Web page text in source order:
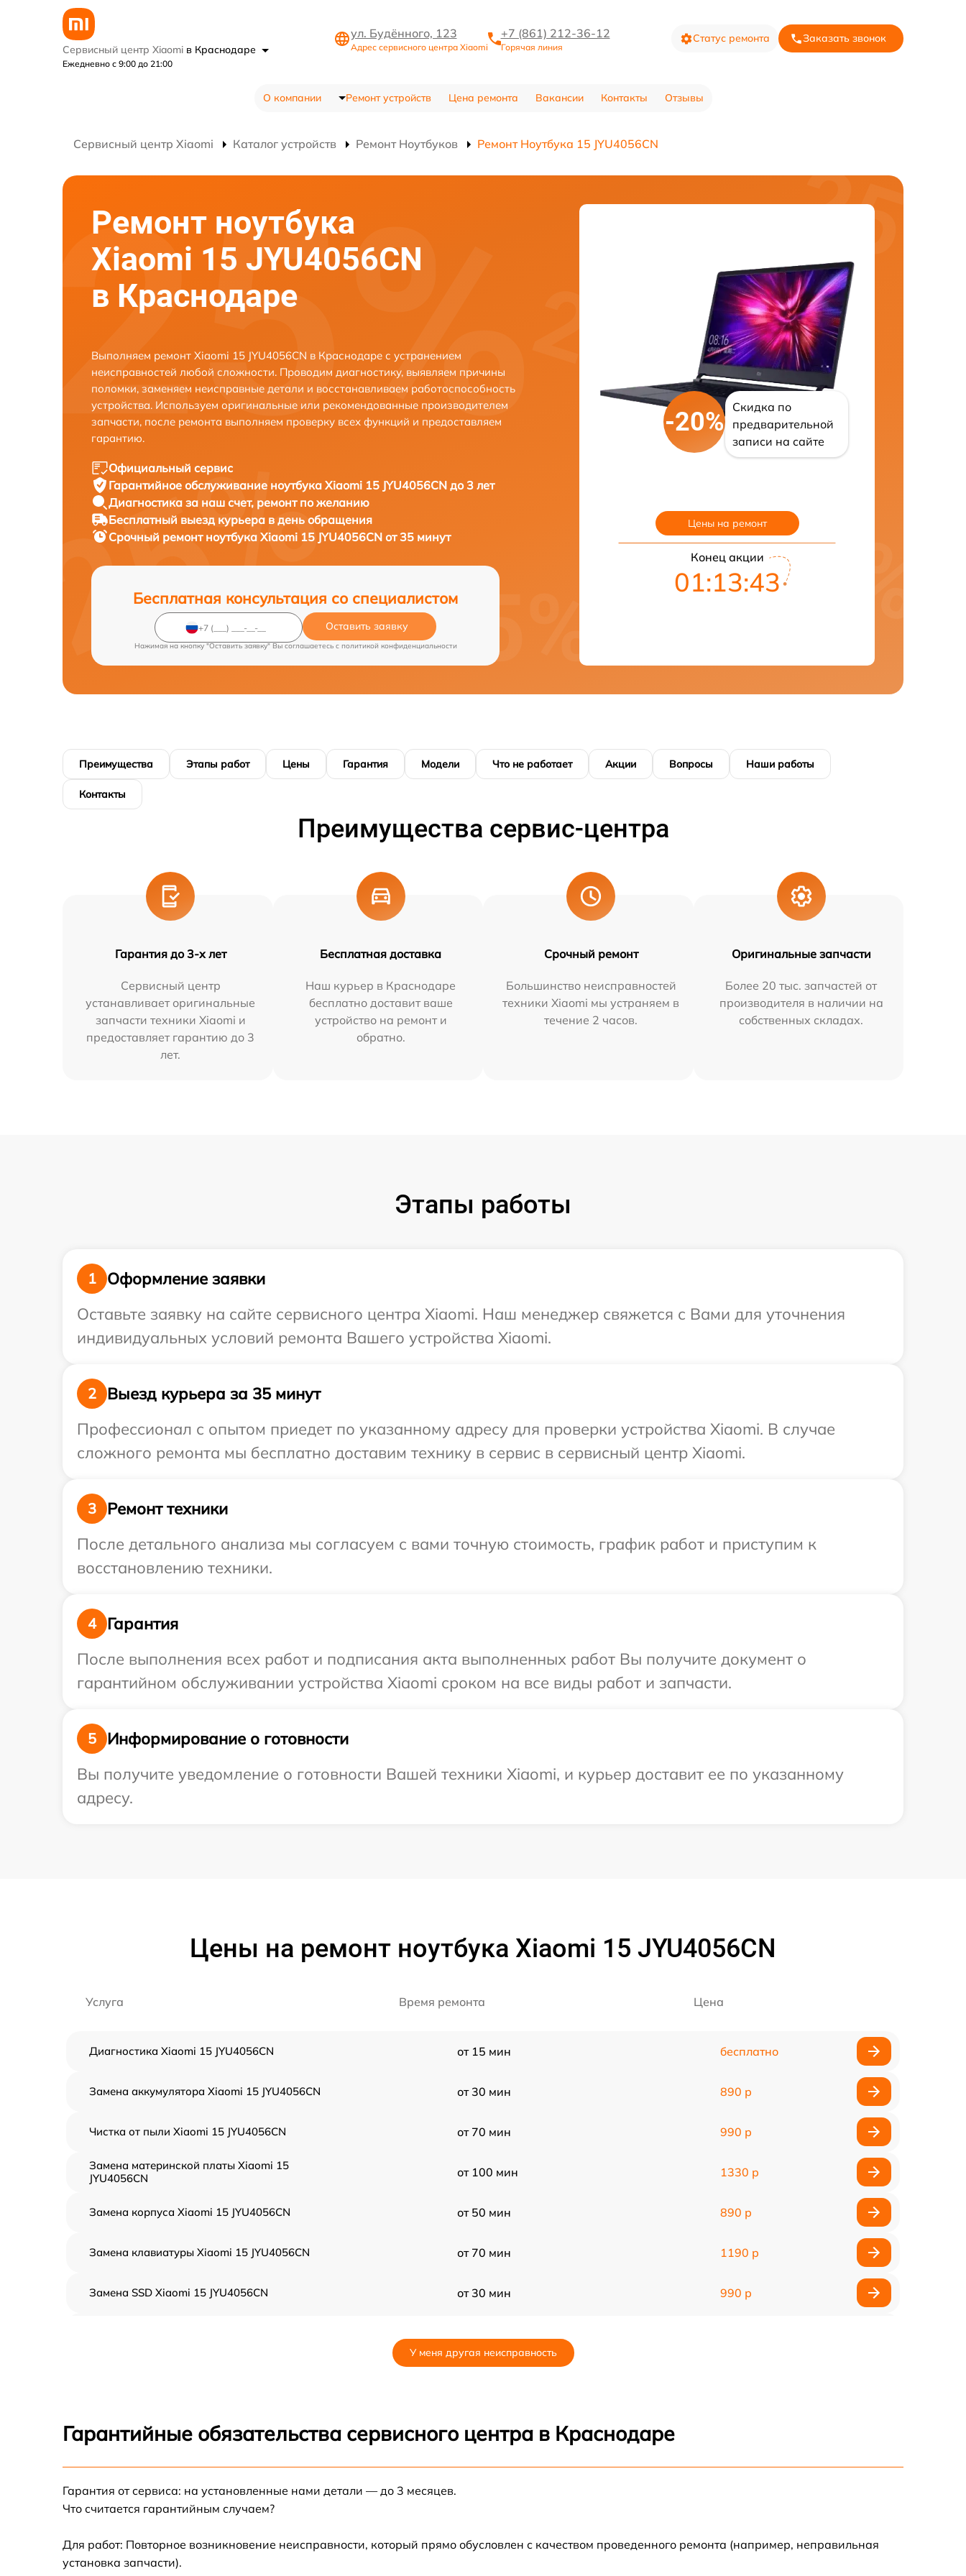
Сервисный центр Xiaomi в Краснодаре
Ежедневно с 9:00 до 21:00
ул. Будённого, 123
Адрес сервисного центра Xiaomi
+7 (861) 212-36-12
Горячая линия
Статус ремонта Заказать звонок
О компании Ремонт устройств Цена ремонта Вакансии Контакты Отзывы
Сервисный центр Xiaomi Каталог устройств Ремонт Ноутбуков Ремонт Ноутбука 15 JYU4056CN
Ремонт ноутбука
Xiaomi 15 JYU4056CN
в Краснодаре
Выполняем ремонт Xiaomi 15 JYU4056CN в Краснодаре с устранением
неисправностей любой сложности. Проводим диагностику, выявляем причины
поломки, заменяем неисправные детали и восстанавливаем работоспособность
устройства. Используем оригинальные или рекомендованные производителем
запчасти, после ремонта выполняем проверку всех функций и предоставляем
гарантию.
Официальный сервис
Гарантийное обслуживание ноутбука Xiaomi 15 JYU4056CN до 3 лет
Диагностика за наш счет, ремонт по желанию
Бесплатный выезд курьера в день обращения
Срочный ремонт ноутбука Xiaomi 15 JYU4056CN от 35 минут
Бесплатная консультация со специалистом
Оставить заявку
Нажимая на кнопку "Оставить заявку" Вы соглашаетесь c политикой конфиденциальности
-20%
Скидка по
предварительной
записи на сайте
Цены на ремонт
Конец акции
01:13:42
Преимущества Этапы работ Цены Гарантия Модели Что не работает Акции Вопросы Наши работы
Контакты
Преимущества сервис-центра
Гарантия до 3-х лет
Сервисный центр
устанавливает оригинальные
запчасти техники Xiaomi и
предоставляет гарантию до 3
лет.
Бесплатная доставка
Наш курьер в Краснодаре
бесплатно доставит ваше
устройство на ремонт и
обратно.
Срочный ремонт
Большинство неисправностей
техники Xiaomi мы устраняем в
течение 2 часов.
Оригинальные запчасти
Более 20 тыс. запчастей от
производителя в наличии на
собственных складах.
Этапы работы
1
Оформление заявки
Оставьте заявку на сайте сервисного центра Xiaomi. Наш менеджер свяжется с Вами для уточнения
индивидуальных условий ремонта Вашего устройства Xiaomi.
2
Выезд курьера за 35 минут
Профессионал с опытом приедет по указанному адресу для проверки устройства Xiaomi. В случае
сложного ремонта мы бесплатно доставим технику в сервис в сервисный центр Xiaomi.
3
Ремонт техники
После детального анализа мы согласуем с вами точную стоимость, график работ и приступим к
восстановлению техники.
4
Гарантия
После выполнения всех работ и подписания акта выполненных работ Вы получите документ о
гарантийном обслуживании устройства Xiaomi сроком на все виды работ и запчасти.
5
Информирование о готовности
Вы получите уведомление о готовности Вашей техники Xiaomi, и курьер доставит ее по указанному
адресу.
Цены на ремонт ноутбука Xiaomi 15 JYU4056CN
Услуга Время ремонта Цена
Диагностика Xiaomi 15 JYU4056CN от 15 мин бесплатно
Замена аккумулятора Xiaomi 15 JYU4056CN от 30 мин 890 р
Чистка от пыли Xiaomi 15 JYU4056CN от 70 мин 990 р
Замена материнской платы Xiaomi 15
JYU4056CN
от 100 мин 1330 р
Замена корпуса Xiaomi 15 JYU4056CN от 50 мин 890 р
Замена клавиатуры Xiaomi 15 JYU4056CN от 70 мин 1190 р
Замена SSD Xiaomi 15 JYU4056CN от 30 мин 990 р
Замена термопасты Xiaomi 15 JYU4056CN
JYU4056CN
Замена оперативной памяти Xiaomi 15
У меня другая неисправность
Гарантийные обязательства сервисного центра в Краснодаре
Гарантия от сервиса: на установленные нами детали — до 3 месяцев.
Что считается гарантийным случаем?
Для работ: Повторное возникновение неисправности, который прямо обусловлен с качеством проведенного ремонта (например, неправильная
установка запчасти).